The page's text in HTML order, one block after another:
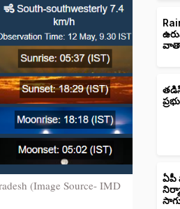
(Image Source- IMD
ఏపీ